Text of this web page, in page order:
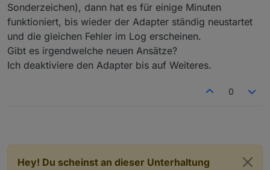
tapo.0
2023-11-08 16:15:40.598	error	Error:
tapo.0
2023-11-08 16:15:31.103	error	Error:
Sonderzeichen), dann hat es für einige Minuten
funktioniert, bis wieder der Adapter ständig neustartet
und die gleichen Fehler im Log erscheinen.
Gibt es irgendwelche neuen Ansätze?
Ich deaktiviere den Adapter bis auf Weiteres.
0
Hey! Du scheinst an dieser Unterhaltung